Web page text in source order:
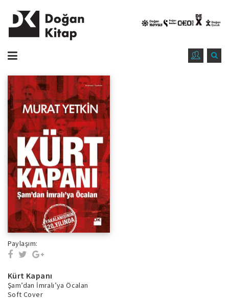
Paylaşım:
Kürt Kapanı
Şam’dan İmralı’ya Öcalan
Soft Cover